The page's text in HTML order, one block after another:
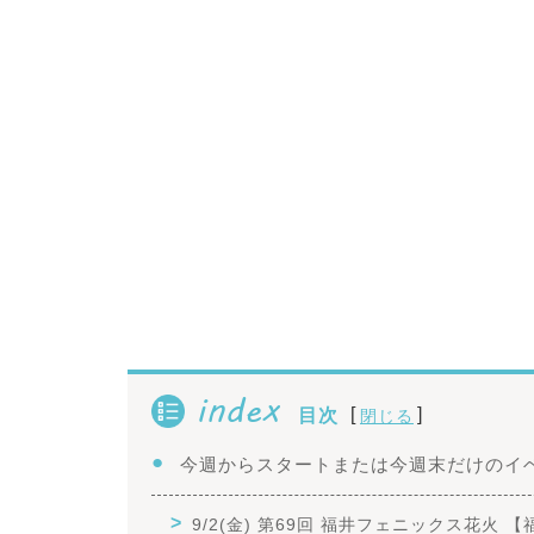
index 目次 [ 閉じる ]
今週からスタートまたは今週末だけのイ
9/2(金) 第69回 福井フェニックス花火 【